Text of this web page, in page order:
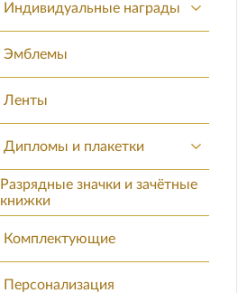
Индивидуальные награды
Эмблемы
Ленты
Дипломы и плакетки
Разрядные значки и зачётные
книжки
Комплектующие
Персонализация